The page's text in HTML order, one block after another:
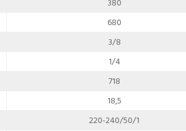
680
3/8
1/4
718
18,5
220-240/50/1